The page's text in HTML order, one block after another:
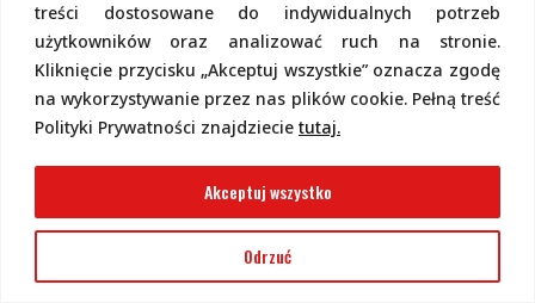
treści dostosowane do indywidualnych potrzeb
użytkowników oraz analizować ruch na stronie.
Kliknięcie przycisku „Akceptuj wszystkie” oznacza zgodę
na wykorzystywanie przez nas plików cookie. Pełną treść
Polityki Prywatności znajdziecie tutaj.
Odrzuć
Akceptuj wszystko
miliomach (1 mΩ = 0,001 Ω) – patrz
fotografia 18. Spotyka się też
oznaczenia rezystorów niskoomowych
bez liter, a za to trzycyfrowe
oznaczenie jest podkreślone. I tak na
przykład zarówno R022, 022, jak i 22L
oznaczają rezystancję 0,022 Ω, czyli 22
mΩ. Rezystancja takich oporników
może być nawet mniejsza niż „zwór”
000, ale jest ściśle określona i takie